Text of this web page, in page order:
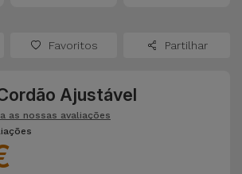
Favoritos Partilhar
Ajustável
as nossas avaliações